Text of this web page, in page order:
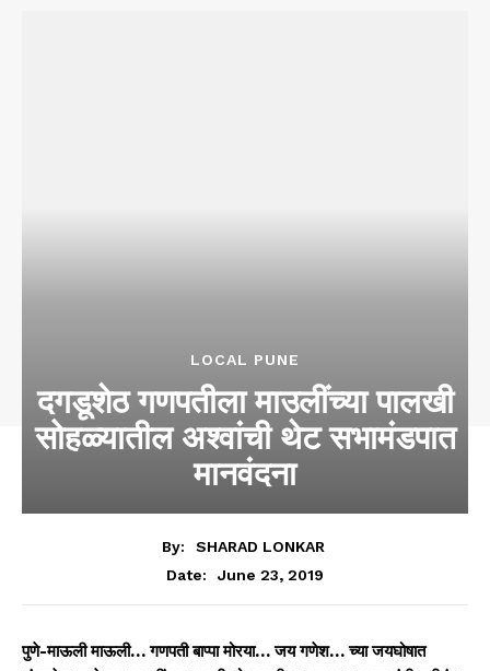
LOCAL PUNE
दगडूशेठ गणपतीला माउलींच्या पालखी
सोहळ्यातील अश्वांची थेट सभामंडपात
मानवंदना
By:
SHARAD LONKAR
Date:
June 23, 2019
पुणे-माऊली माऊली… गणपती बाप्पा मोरया… जय गणेश… च्या जयघोषात